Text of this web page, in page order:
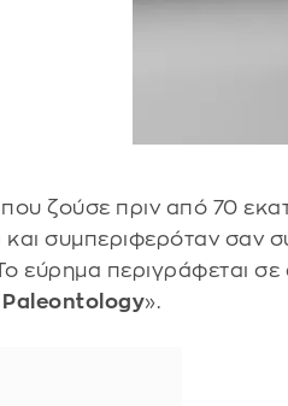
που ζούσε πριν από 70
και συμπεριφερόταν σαν
εύρημα περιγράφεται
».